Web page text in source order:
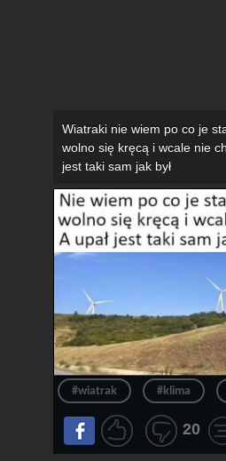
Wiatraki nie wiem po co je
wolno się kręcą i wcale nie
jest taki sam jak był
#wiatrak #klima
20